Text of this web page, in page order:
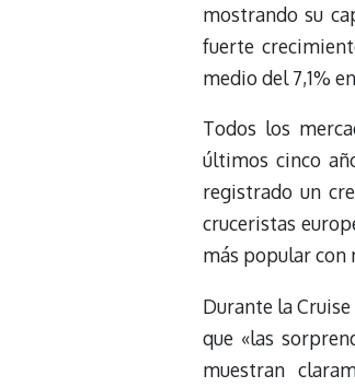
mostrando su
fuerte
medio del 7,1%
Todos los
últimos cinco
registrado un
cruceristas
más popular con
Durante la
que «las
muestran